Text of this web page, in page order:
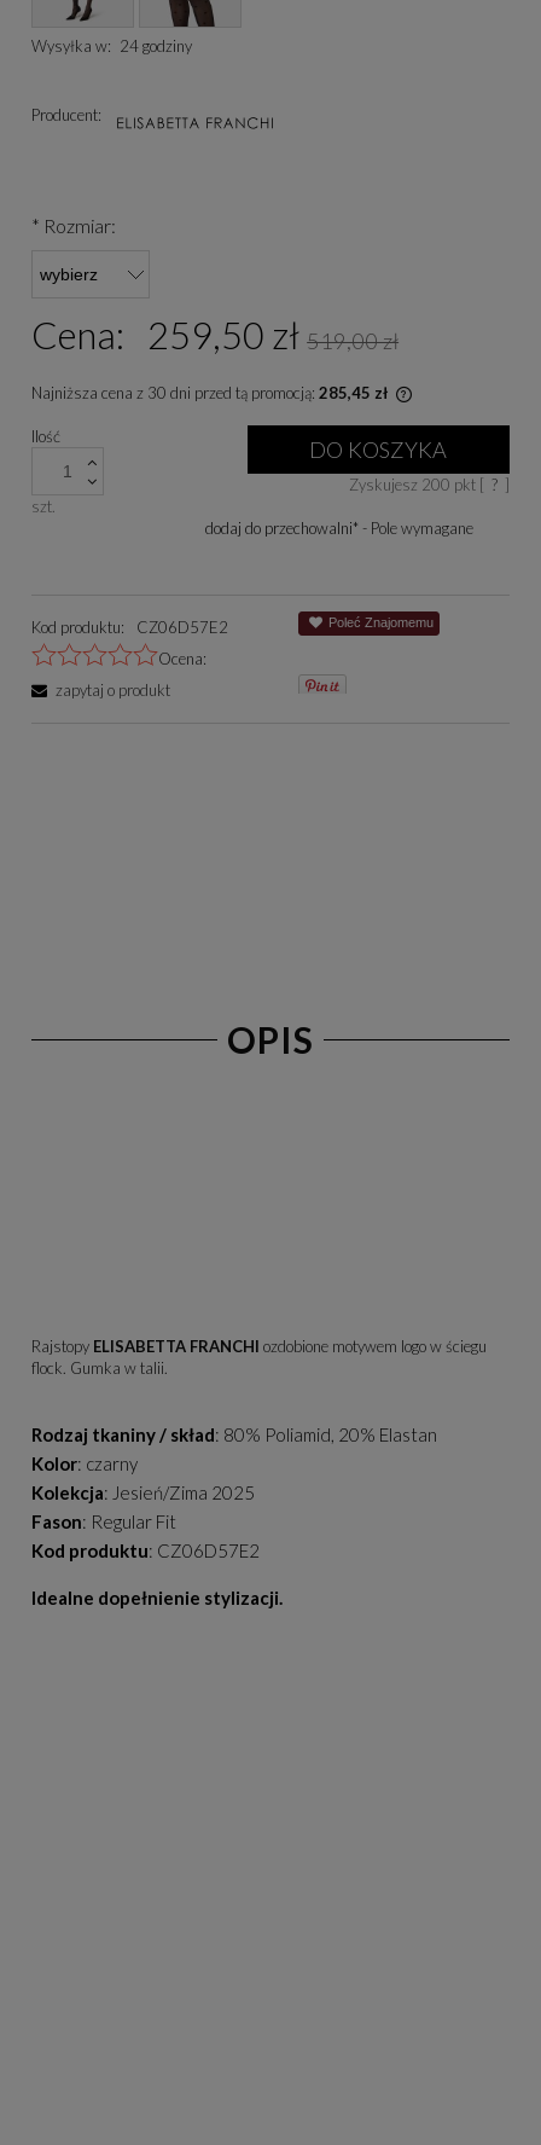
Wysyłka w: 24 godziny
Producent:
* Rozmiar:
Cena: 259,50 zł 519,00 zł
Najniższa cena z 30 dni przed tą promocją: 285,45 zł
niż 30 dni,
cena od
się w sprzedaży.
Ilość
szt.
DO KOSZYKA
Zyskujesz 200 pkt [ ? ]
dodaj do przechowalni* - Pole wymagane
Kod produktu:
CZ06D57E2
Ocena:
zapytaj o produkt
Poleć Znajomemu
OPIS
Rajstopy ELISABETTA FRANCHI ozdobione motywem logo w ściegu
flock. Gumka w talii.
Rodzaj tkaniny / skład: 80% Poliamid, 20% Elastan
Kolor: czarny
Kolekcja: Jesień/Zima 2025
Fason: Regular Fit
Kod produktu: CZ06D57E2
Idealne dopełnienie stylizacji.